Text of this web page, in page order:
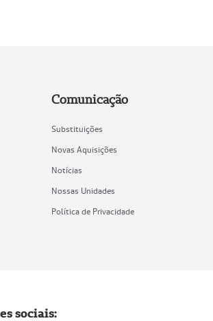
Comunicação
Substituições
Novas Aquisições
Notícias
Nossas Unidades
Política de Privacidade
sociais: